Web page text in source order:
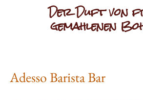
Der Duft von
gemahlenen
Adesso Barista Bar